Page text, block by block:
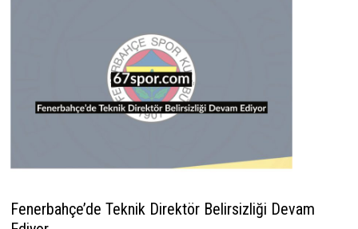
Fenerbahçe’de Teknik Direktör Belirsizliği Devam